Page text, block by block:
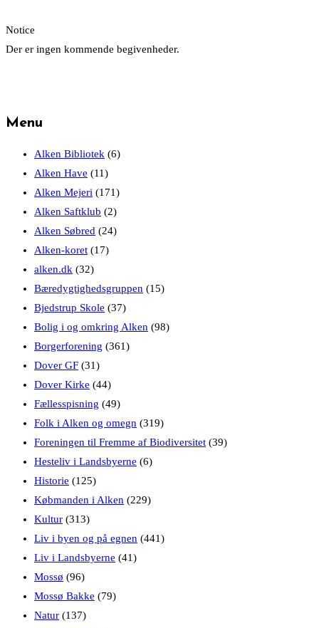
Notice
Der er ingen kommende begivenheder.
Menu
Alken Bibliotek (6)
Alken Have (11)
Alken Mejeri (171)
Alken Saftklub (2)
Alken Søbred (24)
Alken-koret (17)
alken.dk (32)
Bæredygtighedsgruppen (15)
Bjedstrup Skole (37)
Bolig i og omkring Alken (98)
Borgerforening (361)
Dover GF (31)
Dover Kirke (44)
Fællesspisning (49)
Folk i Alken og omegn (319)
Foreningen til Fremme af Biodiversitet (39)
Hesteliv i Landsbyerne (6)
Historie (125)
Købmanden i Alken (229)
Kultur (313)
Liv i byen og på egnen (441)
Liv i Landsbyerne (41)
Mossø (96)
Mossø Bakke (79)
Natur (137)